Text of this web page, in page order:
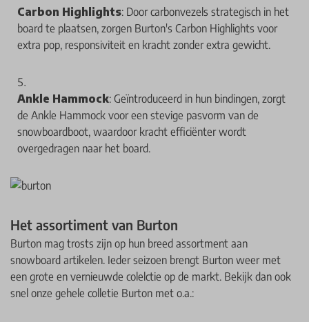
Carbon Highlights: Door carbonvezels strategisch in het
board te plaatsen, zorgen Burton's Carbon Highlights voor
extra pop, responsiviteit en kracht zonder extra gewicht.
Ankle Hammock: Geïntroduceerd in hun bindingen, zorgt
de Ankle Hammock voor een stevige pasvorm van de
snowboardboot, waardoor kracht efficiënter wordt
overgedragen naar het board.
Het assortiment van Burton
Burton mag trosts zijn op hun breed assortment aan
snowboard artikelen. Ieder seizoen brengt Burton weer met
een grote en vernieuwde colelctie op de markt. Bekijk dan ook
snel onze gehele colletie Burton met o.a.: